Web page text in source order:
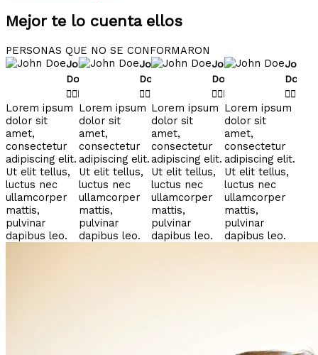
Mejor te lo cuenta ellos
PERSONAS QUE NO SE CONFORMARON
John
Doe

Lorem ipsum
dolor sit
amet,
consectetur
adipiscing elit.
Ut elit tellus,
luctus nec
ullamcorper
mattis,
pulvinar
dapibus leo.
John
Doe

Lorem ipsum
dolor sit
amet,
consectetur
adipiscing elit.
Ut elit tellus,
luctus nec
ullamcorper
mattis,
pulvinar
dapibus leo.
John
Doe

Lorem ipsum
dolor sit
amet,
consectetur
adipiscing elit.
Ut elit tellus,
luctus nec
ullamcorper
mattis,
pulvinar
dapibus leo.
John
Doe

Lorem ipsum
dolor sit
amet,
consectetur
adipiscing elit.
Ut elit tellus,
luctus nec
ullamcorper
mattis,
pulvinar
dapibus leo.